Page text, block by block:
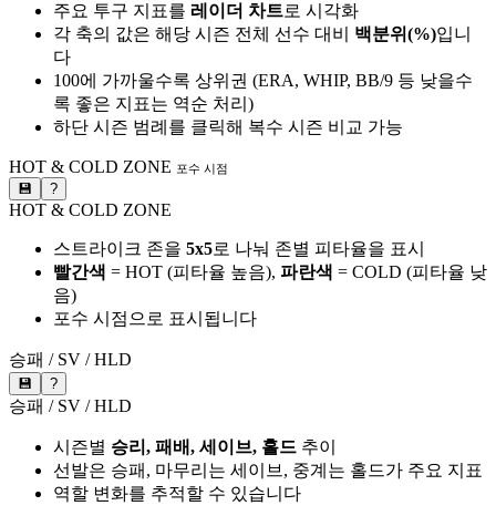
주요 투구 지표를 레이더 차트로 시각화
각 축의 값은 해당 시즌 전체 선수 대비 백분위(%)입니
다
100에 가까울수록 상위권 (ERA, WHIP, BB/9 등 낮을수
록 좋은 지표는 역순 처리)
하단 시즌 범례를 클릭해 복수 시즌 비교 가능
HOT & COLD ZONE 포수 시점
💾 ?
HOT & COLD ZONE
스트라이크 존을 5x5로 나눠 존별 피타율을 표시
빨간색 = HOT (피타율 높음), 파란색 = COLD (피타율 낮
음)
포수 시점으로 표시됩니다
승패 / SV / HLD
💾 ?
승패 / SV / HLD
시즌별 승리, 패배, 세이브, 홀드 추이
선발은 승패, 마무리는 세이브, 중계는 홀드가 주요 지표
역할 변화를 추적할 수 있습니다